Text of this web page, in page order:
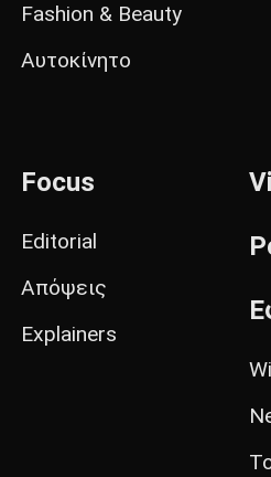
Fashion & Beauty
Αυτοκίνητο
Focus
Editorial
Απόψεις
Explainers